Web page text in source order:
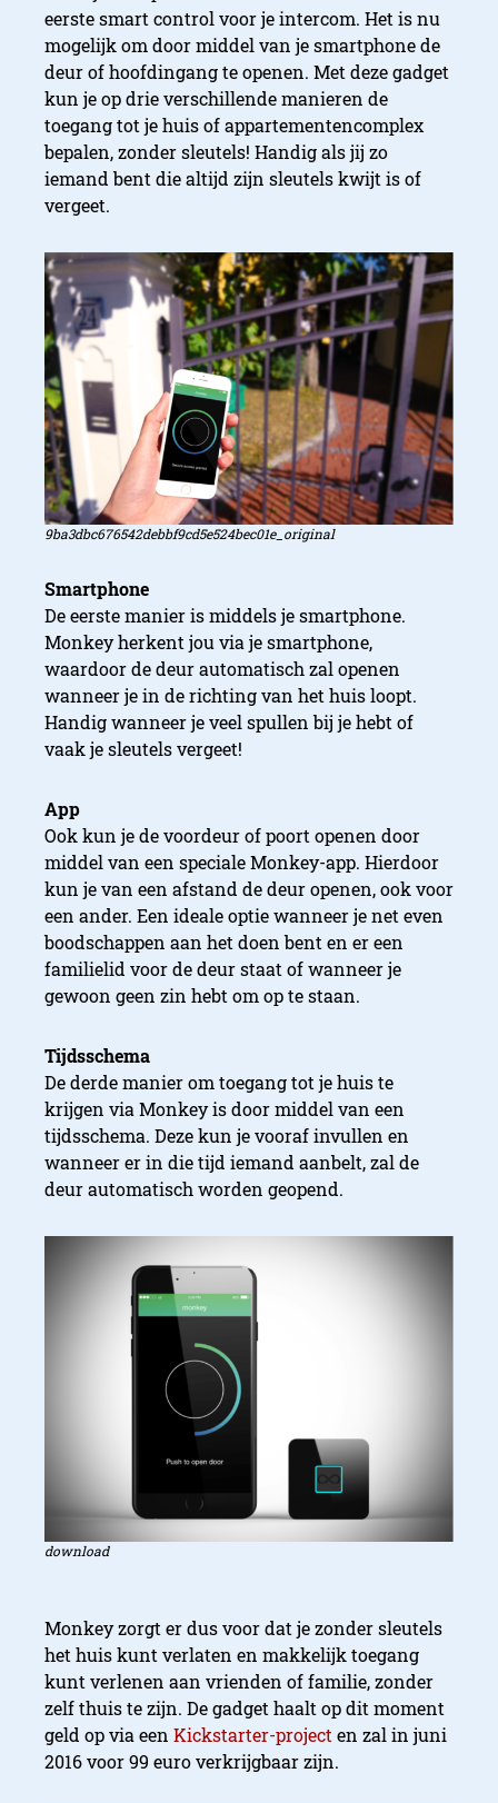
eerste smart control voor je intercom. Het is nu
mogelijk om door middel van je smartphone de
deur of hoofdingang te openen. Met deze gadget
kun je op drie verschillende manieren de
toegang tot je huis of appartementencomplex
bepalen, zonder sleutels! Handig als jij zo
iemand bent die altijd zijn sleutels kwijt is of
vergeet.
9ba3dbc676542debbf9cd5e524bec01e_original
Smartphone
De eerste manier is middels je smartphone.
Monkey herkent jou via je smartphone,
waardoor de deur automatisch zal openen
wanneer je in de richting van het huis loopt.
Handig wanneer je veel spullen bij je hebt of
vaak je sleutels vergeet!
App
Ook kun je de voordeur of poort openen door
middel van een speciale Monkey-app. Hierdoor
kun je van een afstand de deur openen, ook voor
een ander. Een ideale optie wanneer je net even
boodschappen aan het doen bent en er een
familielid voor de deur staat of wanneer je
gewoon geen zin hebt om op te staan.
Tijdsschema
De derde manier om toegang tot je huis te
krijgen via Monkey is door middel van een
tijdsschema. Deze kun je vooraf invullen en
wanneer er in die tijd iemand aanbelt, zal de
deur automatisch worden geopend.
download
Monkey zorgt er dus voor dat je zonder sleutels
het huis kunt verlaten en makkelijk toegang
kunt verlenen aan vrienden of familie, zonder
zelf thuis te zijn. De gadget haalt op dit moment
geld op via een Kickstarter-projecten zal in juni
2016 voor 99 euro verkrijgbaar zijn.